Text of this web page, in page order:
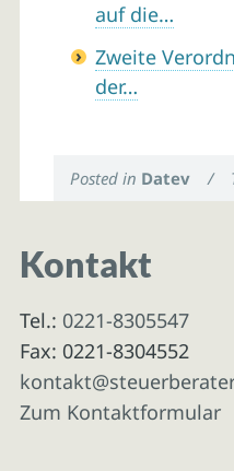
auf die…
Zweite
der…
Posted in Datev /
Kontakt
Tel.: 0221-8305547
Fax: 0221-8304552
Zum Kontaktformular